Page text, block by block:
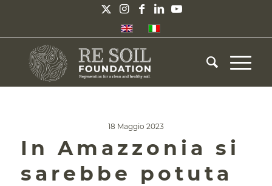
18 Maggio 2023
In Amazzonia si
sarebbe potuta